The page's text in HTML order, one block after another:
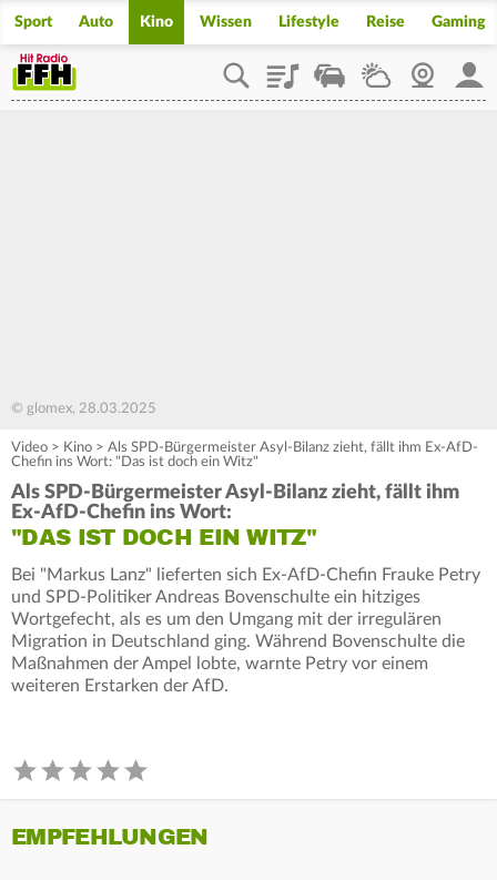
Sport Auto Kino Wissen Lifestyle Reise Gaming
PlaylistStaupilotWetterWebcam
© glomex, 28.03.2025
Video > Kino > Als SPD-Bürgermeister Asyl-Bilanz zieht, fällt ihm Ex-AfD-
Chefin ins Wort: "Das ist doch ein Witz"
Als SPD-Bürgermeister Asyl-Bilanz zieht, fällt ihm
Ex-AfD-Chefin ins Wort:
"DAS IST DOCH EIN WITZ"
Bei "Markus Lanz" lieferten sich Ex-AfD-Chefin Frauke Petry
und SPD-Politiker Andreas Bovenschulte ein hitziges
Wortgefecht, als es um den Umgang mit der irregulären
Migration in Deutschland ging. Während Bovenschulte die
Maßnahmen der Ampel lobte, warnte Petry vor einem
weiteren Erstarken der AfD.
EMPFEHLUNGEN